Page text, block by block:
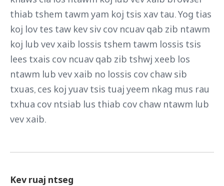
thiab tshem tawm yam koj tsis xav tau. Yog tias
koj lov tes taw kev siv cov ncuav qab zib ntawm
koj lub vev xaib lossis tshem tawm lossis tsis
lees txais cov ncuav qab zib tshwj xeeb los
ntawm lub vev xaib no lossis cov chaw sib
txuas, ces koj yuav tsis tuaj yeem nkag mus rau
txhua cov ntsiab lus thiab cov chaw ntawm lub
vev xaib.
Kev ruaj ntseg